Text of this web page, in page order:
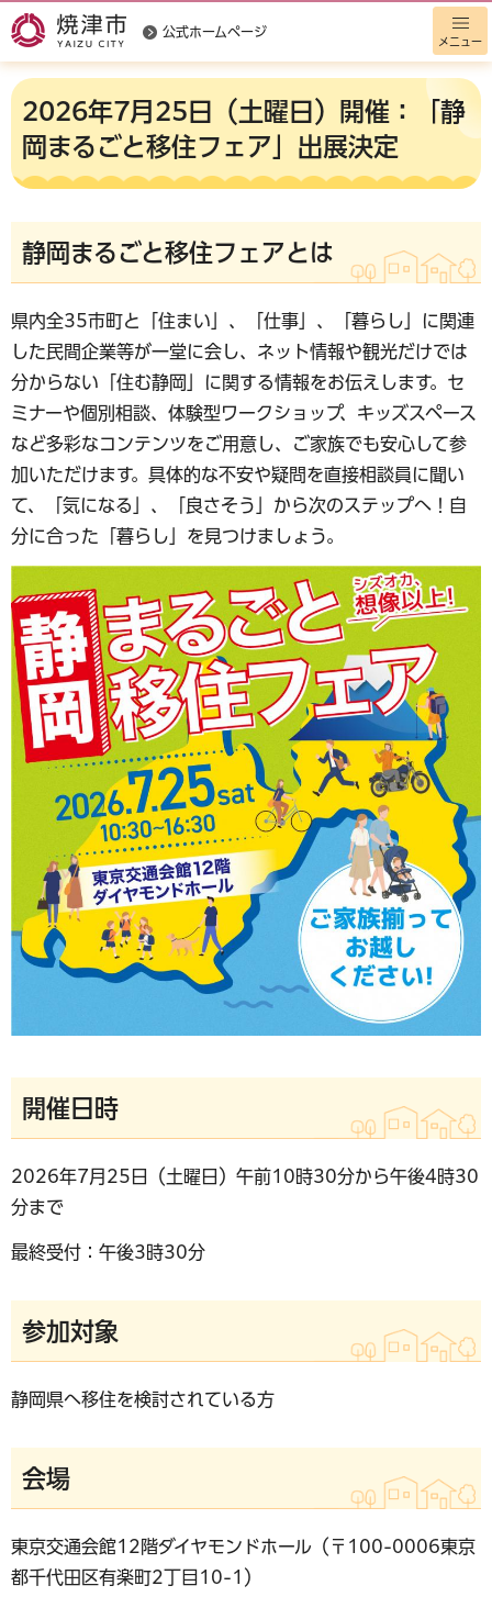
公式ホームページ
メニュー
2026年7月25日（土曜日）開催：「静
岡まるごと移住フェア」出展決定
静岡まるごと移住フェアとは
県内全35市町と「住まい」、「仕事」、「暮らし」に関連
した民間企業等が一堂に会し、ネット情報や観光だけでは
分からない「住む静岡」に関する情報をお伝えします。セ
ミナーや個別相談、体験型ワークショップ、キッズスペース
など多彩なコンテンツをご用意し、ご家族でも安心して参
加いただけます。具体的な不安や疑問を直接相談員に聞い
て、「気になる」、「良さそう」から次のステップへ！自
分に合った「暮らし」を見つけましょう。
開催日時
2026年7月25日（土曜日）午前10時30分から午後4時30
分まで
最終受付：午後3時30分
参加対象
静岡県へ移住を検討されている方
会場
東京交通会館12階ダイヤモンドホール（〒100-0006東京
都千代田区有楽町2丁目10-1）